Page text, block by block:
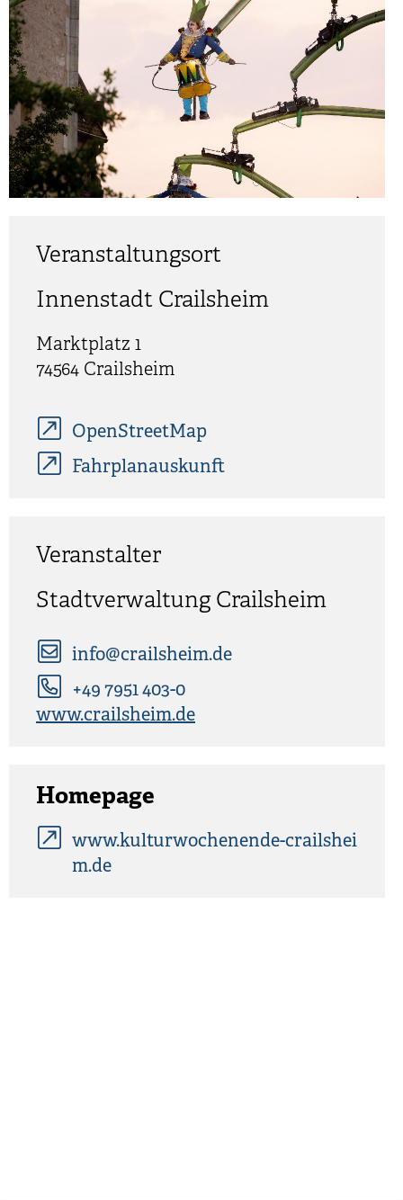
Veranstaltungsort
Innenstadt Crailsheim
Marktplatz 1
74564 Crailsheim
OpenStreetMap
Fahrplanauskunft
Veranstalter
Stadtverwaltung Crailsheim
info@crailsheim.de
+49 7951 403-0
www.crailsheim.de
Homepage
www.kulturwochenende-crailshei
m.de